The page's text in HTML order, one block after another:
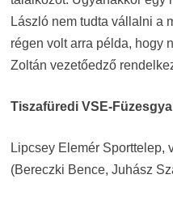
László nem tudta vállalni a
régen volt arra példa, hogy
Zoltán vezetőedző
Tiszafüredi VSE-
Lipcsey Elemér Sporttelep,
(Bereczki Bence, Juhász